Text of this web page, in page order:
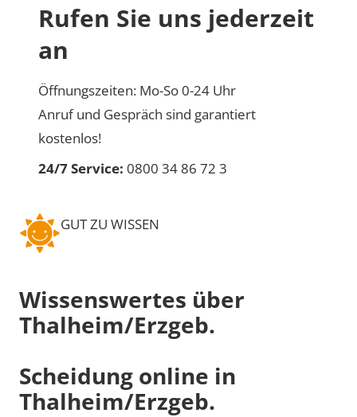
Rufen Sie uns jederzeit
an
Öffnungszeiten: Mo-So 0-24 Uhr
Anruf und Gespräch sind garantiert
kostenlos!
24/7 Service: 0800 34 86 72 3
GUT ZU WISSEN
Wissenswertes über
Thalheim/Erzgeb.
Scheidung online in
Thalheim/Erzgeb.